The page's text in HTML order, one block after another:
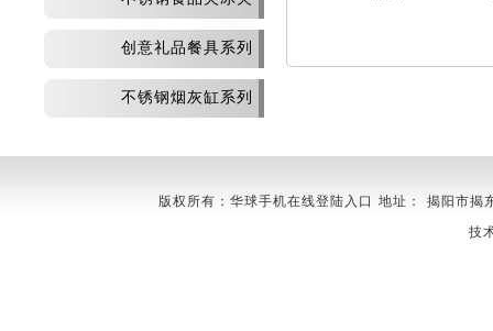
创意礼品餐具系列
不锈钢烟灰缸系列
版权所有：华球手机在线登陆入口 地址： 揭阳市
技